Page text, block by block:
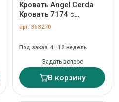
Кровать Angel Cerda
Кровать 7174 с
обивкой из коричневой
ткани и коричневой
арт. 253828
арт. 363270
Под заказ, 4–12 недель
Задать вопрос
В корзину